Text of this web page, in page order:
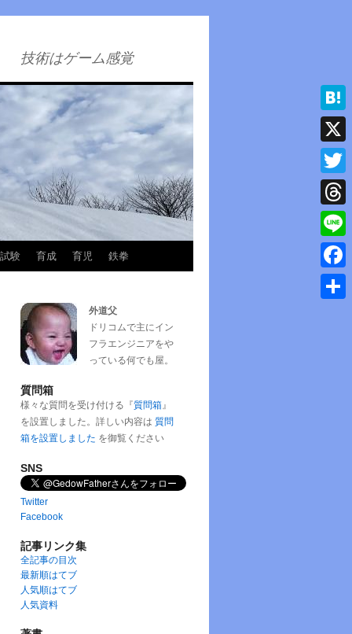
技術はゲーム感覚
験 育成 育児 鉄拳
外道父
ドリコムで主にイン
フラエンジニアをや
っている何でも屋。
質問箱
様々な質問を受け付ける『質問箱』
を設置しました。詳しい内容は 質問
箱を設置しました を御覧ください
SNS
Twitter
Facebook
記事リンク集
全記事の目次
最新順はてブ
人気順はてブ
人気資料
Hatena
X
Twitter
Line